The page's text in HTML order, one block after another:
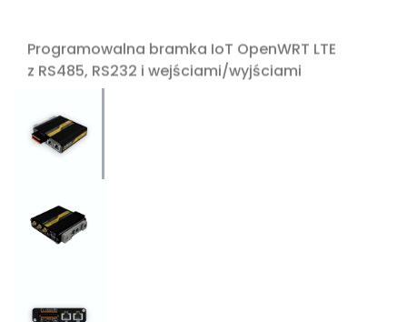
Programowalna bramka IoT OpenWRT LTE
z RS485, RS232 i wejściami/wyjściami